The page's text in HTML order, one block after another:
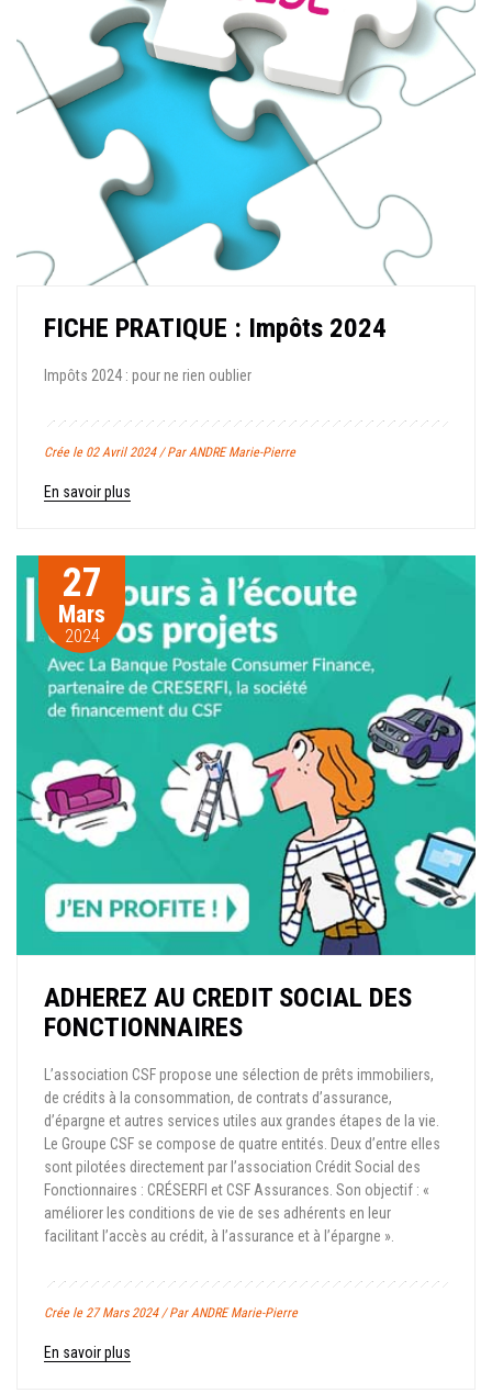
FICHE PRATIQUE : Impôts 2024
Impôts 2024 : pour ne rien oublier
Crée le 02 Avril 2024 / Par ANDRE Marie-Pierre
En savoir plus
27
Mars
2024
ADHEREZ AU CREDIT SOCIAL DES
FONCTIONNAIRES
L’association CSF propose une sélection de prêts immobiliers,
de crédits à la consommation, de contrats d’assurance,
d’épargne et autres services utiles aux grandes étapes de la vie.
Le Groupe CSF se compose de quatre entités. Deux d’entre elles
sont pilotées directement par l’association Crédit Social des
Fonctionnaires : CRÉSERFI et CSF Assurances. Son objectif : «
améliorer les conditions de vie de ses adhérents en leur
facilitant l’accès au crédit, à l’assurance et à l’épargne ».
Crée le 27 Mars 2024 / Par ANDRE Marie-Pierre
En savoir plus